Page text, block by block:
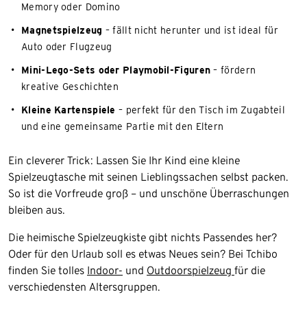
Memory oder Domino
Magnetspielzeug – fällt nicht herunter und ist ideal für
Auto oder Flugzeug
Mini-Lego-Sets oder Playmobil-Figuren– fördern
kreative Geschichten
Kleine Kartenspiele – perfekt für den Tisch im Zugabteil
und eine gemeinsame Partie mit den Eltern
Ein cleverer Trick: Lassen Sie Ihr Kind eine kleine
Spielzeugtasche mit seinen Lieblingssachen selbst packen.
So ist die Vorfreude groß – und unschöne Überraschungen
bleiben aus.
Die heimische Spielzeugkiste gibt nichts Passendes her?
Oder für den Urlaub soll es etwas Neues sein? Bei Tchibo
finden Sie tolles Indoor- und Outdoorspielzeug für die
verschiedensten Altersgruppen.